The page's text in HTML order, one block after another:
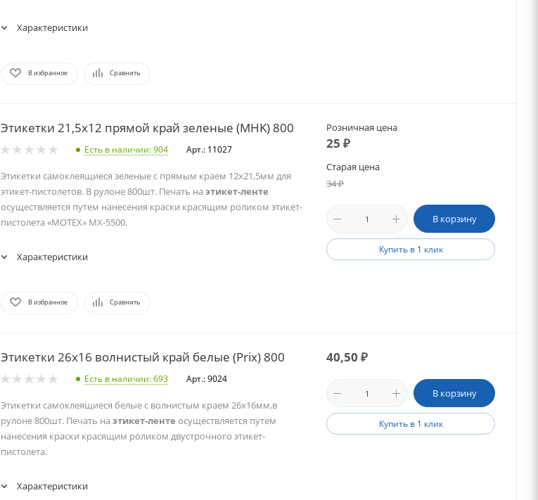
Характеристики
В избранное Сравнить
Этикетки 21,5х12 прямой край зеленые (MHK) 800
Есть в наличии: 904 Арт.: 11027
Этикетки самоклеящиеся зеленые с прямым краем 12х21,5мм для
этикет-пистолетов. В рулоне 800шт. Печать на этикет-ленте
осуществляется путем нанесения краски красящим роликом этикет-
пистолета «MOTEX» МХ-5500.
Характеристики
В избранное Сравнить
Розничная цена
25 ₽
Старая цена
34₽
В корзину
Купить в 1 клик
Этикетки 26х16 волнистый край белые (Prix) 800
Есть в наличии: 693 Арт.: 9024
Этикетки самоклеящиеся белые с волнистым краем 26х16мм,в
рулоне 800шт. Печать на этикет-ленте осуществляется путем
нанесения краски красящим роликом двустрочного этикет-
пистолета.
Характеристики
40,50 ₽
В корзину
Купить в 1 клик